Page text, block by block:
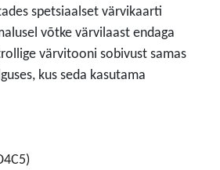
spetsiaalset värvikaarti
võtke värvilaast endaga
värvitooni sobivust samas
kus seda kasutama